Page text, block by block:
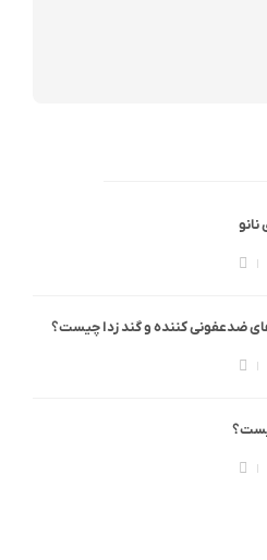
نانو
ضدعفونی کننده و گند زدا چیست؟